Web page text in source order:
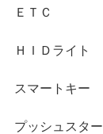
ＥＴＣ
ＨＩＤライト
スマートキー
プッシュスター